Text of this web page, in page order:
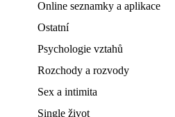
Online seznamky a aplikace
Ostatní
Psychologie vztahů
Rozchody a rozvody
Sex a intimita
Single život